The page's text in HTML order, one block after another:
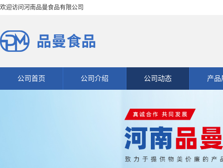
欢迎访问河南品曼食品有限公司
公司首页 公司介绍 公司动态 产品